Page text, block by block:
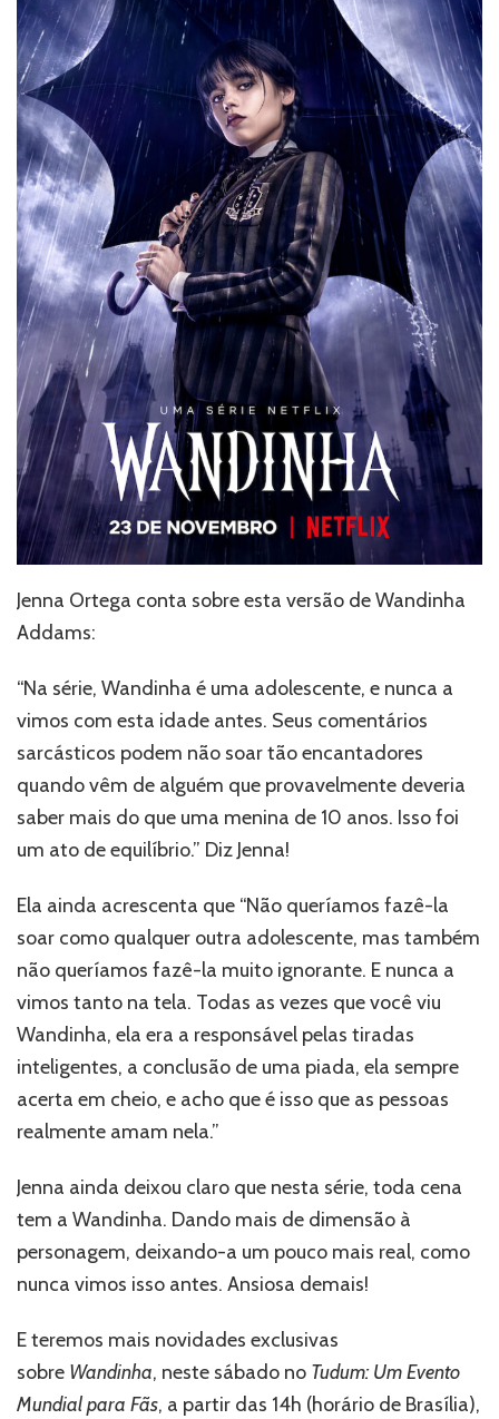
Jenna Ortega conta sobre esta versão de Wandinha
Addams:
“Na série, Wandinha é uma adolescente, e nunca a
vimos com esta idade antes. Seus comentários
sarcásticos podem não soar tão encantadores
quando vêm de alguém que provavelmente deveria
saber mais do que uma menina de 10 anos. Isso foi
um ato de equilíbrio.” Diz Jenna!
Ela ainda acrescenta que “Não queríamos fazê-la
soar como qualquer outra adolescente, mas também
não queríamos fazê-la muito ignorante. E nunca a
vimos tanto na tela. Todas as vezes que você viu
Wandinha, ela era a responsável pelas tiradas
inteligentes, a conclusão de uma piada, ela sempre
acerta em cheio, e acho que é isso que as pessoas
realmente amam nela.”
Jenna ainda deixou claro que nesta série, toda cena
tem a Wandinha. Dando mais de dimensão à
personagem, deixando-a um pouco mais real, como
nunca vimos isso antes. Ansiosa demais!
E teremos mais novidades exclusivas
sobre Wandinha, neste sábado no Tudum: Um Evento
Mundial para Fãs, a partir das 14h (horário de Brasília),